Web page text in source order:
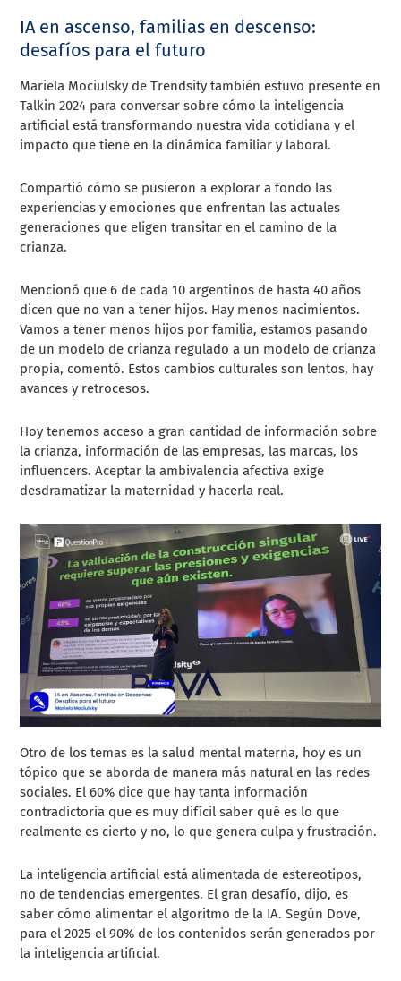
IA en ascenso, familias en descenso:
desafíos para el futuro
Mariela Mociulsky de Trendsity también estuvo presente en
Talkin 2024 para conversar sobre cómo la inteligencia
artificial está transformando nuestra vida cotidiana y el
impacto que tiene en la dinámica familiar y laboral.
Compartió cómo se pusieron a explorar a fondo las
experiencias y emociones que enfrentan las actuales
generaciones que eligen transitar en el camino de la
crianza.
Mencionó que 6 de cada 10 argentinos de hasta 40 años
dicen que no van a tener hijos. Hay menos nacimientos.
Vamos a tener menos hijos por familia, estamos pasando
de un modelo de crianza regulado a un modelo de crianza
propia, comentó. Estos cambios culturales son lentos, hay
avances y retrocesos.
Hoy tenemos acceso a gran cantidad de información sobre
la crianza, información de las empresas, las marcas, los
influencers. Aceptar la ambivalencia afectiva exige
desdramatizar la maternidad y hacerla real.
Otro de los temas es la salud mental materna, hoy es un
tópico que se aborda de manera más natural en las redes
sociales. El 60% dice que hay tanta información
contradictoria que es muy difícil saber qué es lo que
realmente es cierto y no, lo que genera culpa y frustración.
La inteligencia artificial está alimentada de estereotipos,
no de tendencias emergentes. El gran desafío, dijo, es
saber cómo alimentar el algoritmo de la IA. Según Dove,
para el 2025 el 90% de los contenidos serán generados por
la inteligencia artificial.